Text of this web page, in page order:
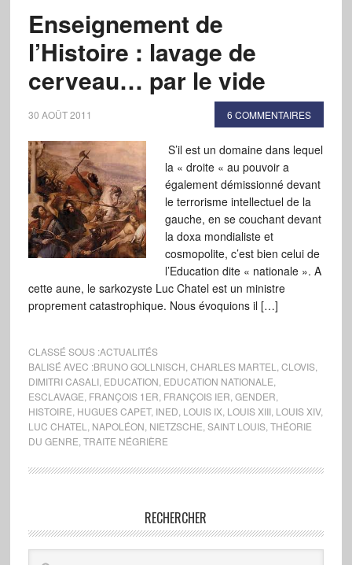
Enseignement de
l’Histoire : lavage de
cerveau… par le vide
30 AOÛT 2011 6 COMMENTAIRES
S’il est un domaine dans lequel
la « droite « au pouvoir a
également démissionné devant
le terrorisme intellectuel de la
gauche, en se couchant devant
la doxa mondialiste et
cosmopolite, c’est bien celui de
l’Education dite « nationale ». A
cette aune, le sarkozyste Luc Chatel est un ministre
proprement catastrophique. Nous évoquions il […]
CLASSÉ SOUS :ACTUALITÉS
BALISÉ AVEC :BRUNO GOLLNISCH CHARLES MARTEL CLOVIS,
DIMITRI CASALI, EDUCATION EDUCATION NATIONALE
ESCLAVAGE FRANÇOIS 1ER FRANÇOIS IER GENDER
HISTOIRE HUGUES CAPET, INED LOUIS IX, LOUIS XIII, LOUIS XIV,
LUC CHATEL
NAPOLÉON NIETZSCHE SAINT LOUIS, THÉORIE
DU GENRE TRAITE NÉGRIÈRE
RECHERCHER